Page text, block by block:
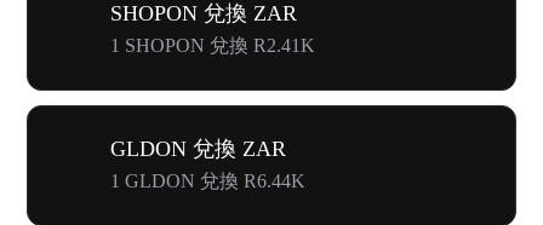
SHOPON 兌換 ZAR
1 SHOPON 兌換 R2.41K
GLDON 兌換 ZAR
1 GLDON 兌換 R6.44K